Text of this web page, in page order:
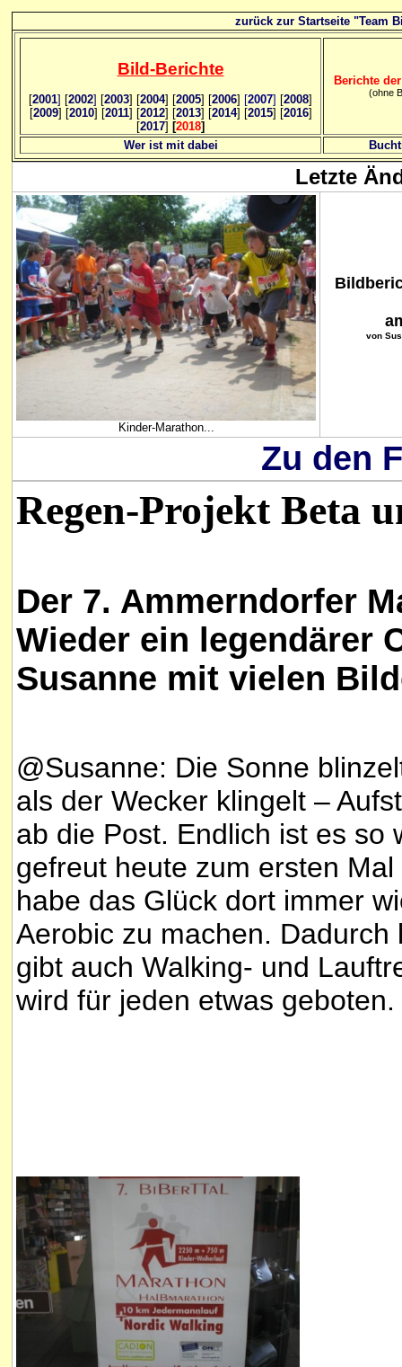
zurück zur Startseite "Team
Bild-Berichte
[2001] [2002] [2003] [2004] [2005] [2006] [2007] [2008]
[2009] [2010] [2011] [2012] [2013] [2014] [2015] [2016]
[2017] [2018]
Berichte
(ohne
Wer ist mit dabei
Letzte
Kinder-Marathon...
von
Zu den
Regen-Projekt Beta
Der 7. Ammerndorfer
Wieder ein legendärer
Susanne mit vielen
@Susanne: Die Sonne
als der Wecker klingelt –
ab die Post. Endlich ist es so
gefreut heute zum ersten
habe das Glück dort immer
Aerobic zu machen.
gibt auch Walking- und
wird für jeden etwas geboten.